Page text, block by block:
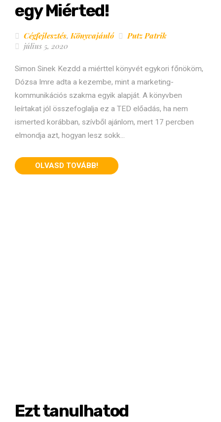
egy Miérted!
Cégfejlesztés,Könyvajánló
Putz Patrik
július 5, 2020
Simon Sinek Kezdd a miérttel könyvét egykori főnököm,
Dózsa Imre adta a kezembe, mint a marketing-
kommunikációs szakma egyik alapját. A könyvben
leírtakat jól összefoglalja ez a TED előadás, ha nem
ismerted korábban, szívből ajánlom, mert 17 percben
elmondja azt, hogyan lesz sokk...
OLVASD TOVÁBB!
Ezt tanulhatod